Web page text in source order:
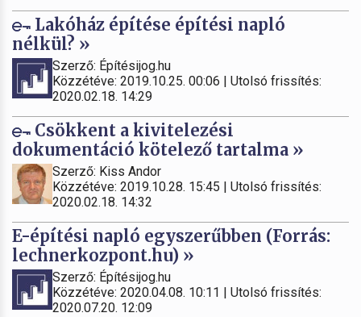
Lakóház építése építési napló
nélkül? »
Szerző: Építésijog.hu
Közzétéve: 2019.10.25. 00:06 | Utolsó frissítés:
2020.02.18. 14:29
Csökkent a kivitelezési
dokumentáció kötelező tartalma »
Szerző: Kiss Andor
Közzétéve: 2019.10.28. 15:45 | Utolsó frissítés:
2020.02.18. 14:32
E-építési napló egyszerűbben (Forrás:
lechnerkozpont.hu) »
Szerző: Építésijog.hu
Közzétéve: 2020.04.08. 10:11 | Utolsó frissítés:
2020.07.20. 12:09